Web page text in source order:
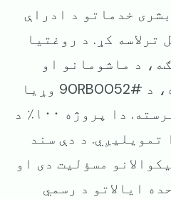
خدماتو د ادراې
ترلاسه کړ. د روغتیا
د ماشومانو او
کورنیو لپاره اداره، د #90RB0052 وړیا
او 90RB0053 وړیا مرسته. دا پروژه ۱۰۰٪ د
تمویلیږي. د دې سند
مسؤلیت دی او
ایالاتو د رسمي